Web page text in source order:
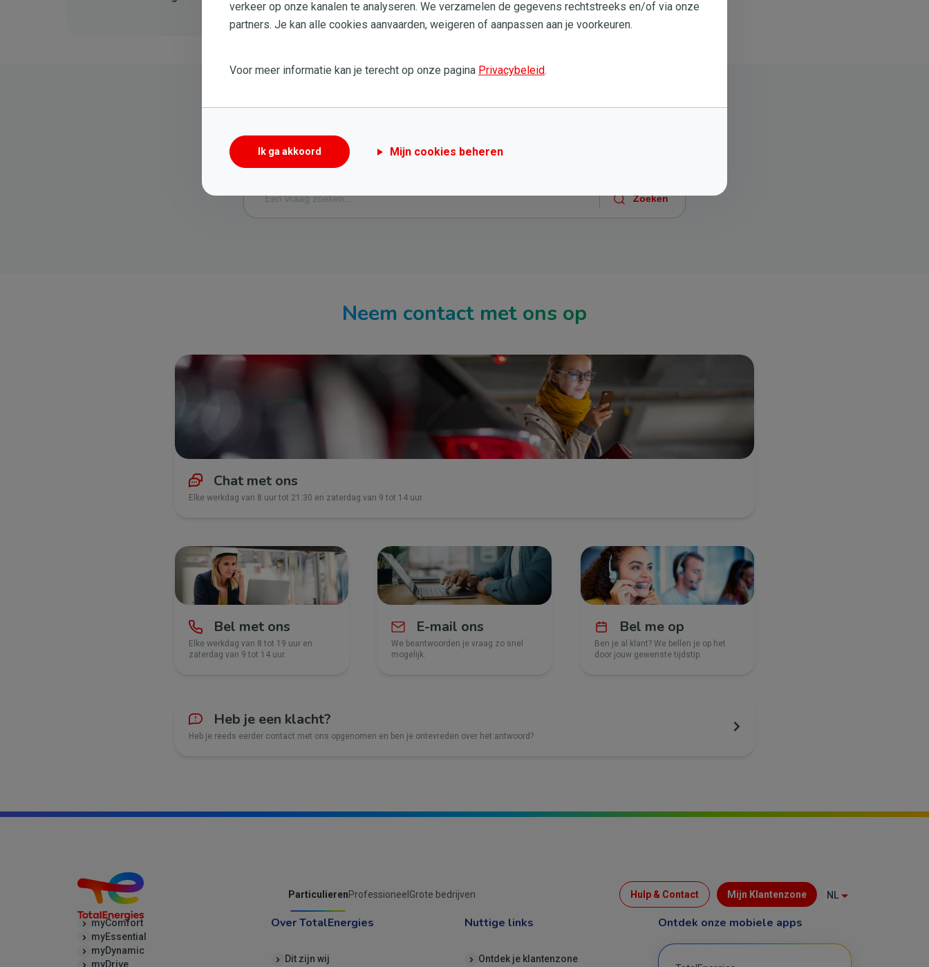
Probeer een nieuwe zoekopdracht
Neem contact met ons op
Chat met ons
Elke werkdag van 8 uur tot 21:30 en zaterdag van 9 tot 14 uur.
Bel met ons
Elke werkdag van 8 tot 19 uur en
zaterdag van 9 tot 14 uur.
E-mail ons
We beantwoorden je vraag zo snel
mogelijk.
Bel me op
Ben je al klant? We bellen je op het
door jouw gewenste tijdstip.
Heb je een klacht?
Heb je reeds eerder contact met ons opgenomen en ben je ontevreden over het antwoord?
ParticulierenProfessioneel Grote bedrijven
Menu
(B2C)
Hulp & Contact Mijn Klantenzone NL
myComfort
myEssential
myDynamic
myDrive
Over TotalEnergies
Dit zijn wij
Nuttige links
Ontdek je klantenzone
Ontdek onze mobiele apps
verkeer op onze kanalen te analyseren. We verzamelen de gegevens rechtstreeks en/of via onze
partners. Je kan alle cookies aanvaarden, weigeren of aanpassen aan je voorkeuren.
Voor meer informatie kan je terecht op onze pagina Privacybeleid.
Ik ga akkoord Mijn cookies beheren